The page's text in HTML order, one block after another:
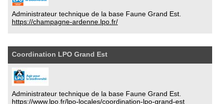
Administrateur technique de la base Faune Grand Est.
https://champagne-ardenne.lpo.fr/
Coordination LPO Grand Est
Administrateur technique de la base Faune Grand Est.
https://www.lpo.fr/lpo-locales/coordination-lpo-grand-est